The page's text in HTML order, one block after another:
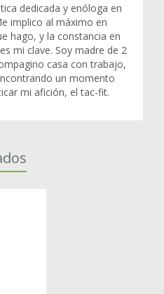
dedicada y enóloga en
implico al máximo en
hago, y la constancia en
mi clave. Soy madre de 2
casa con trabajo,
un momento
mi afición, el tac-fit.